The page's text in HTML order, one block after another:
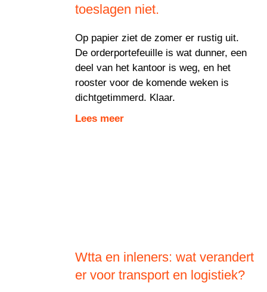
toeslagen niet.
Op papier ziet de zomer er rustig uit.
De orderportefeuille is wat dunner, een
deel van het kantoor is weg, en het
rooster voor de komende weken is
dichtgetimmerd. Klaar.
Lees meer
Wtta en inleners: wat verandert
er voor transport en logistiek?